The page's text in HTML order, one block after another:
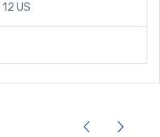
12 US